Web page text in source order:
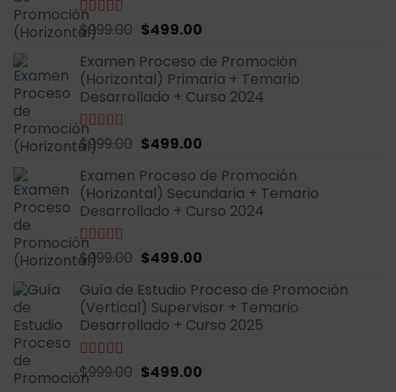
Valorado
con
5
$999.00 El
original
era:
$999.00.
$499.00El
actual
es:
$499.00.
Examen Proceso de Promoción
(Horizontal) Primaria + Temario
Desarrollado + Curso 2024
Valorado
con
5
$999.00 El
original
era:
$999.00.
$499.00El
actual
es:
$499.00.
Examen Proceso de Promoción
(Horizontal) Secundaria + Temario
Desarrollado + Curso 2024
Valorado
con
5
$999.00 El
original
era:
$999.00.
$499.00El
actual
es:
$499.00.
Guía de Estudio Proceso de Promoción
(Vertical) Supervisor + Temario
Desarrollado + Curso 2025
Valorado
con
$999.00 El
$499.00El